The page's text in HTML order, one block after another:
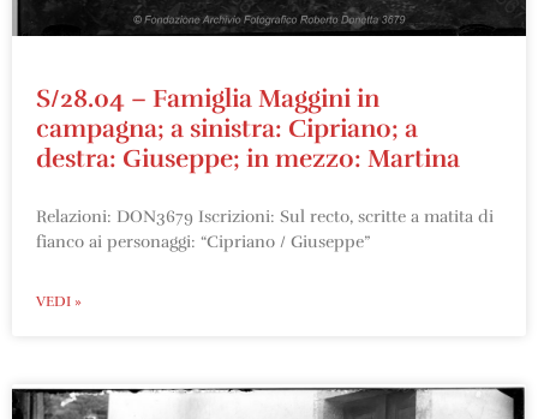
S/28.04 – Famiglia Maggini in
campagna; a sinistra: Cipriano; a
destra: Giuseppe; in mezzo: Martina
Relazioni: DON3679 Iscrizioni: Sul recto, scritte a matita di
fianco ai personaggi: “Cipriano / Giuseppe”
VEDI »